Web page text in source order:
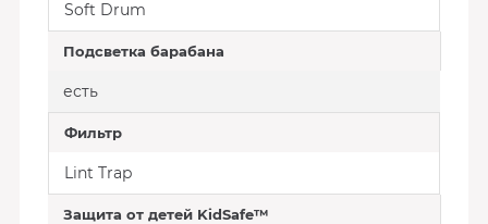
Soft Drum
Подсветка барабана
есть
Фильтр
Lint Trap
Защита от детей KidSafe™